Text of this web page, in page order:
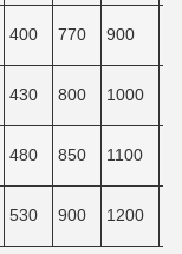
400 770 900
430 800 1000
480 850 1100
530 900 1200